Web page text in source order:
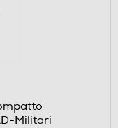
Militari